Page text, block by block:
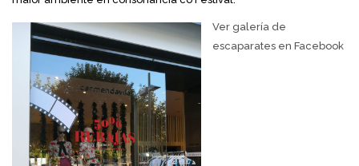
Ver galería de
escaparates en Facebook